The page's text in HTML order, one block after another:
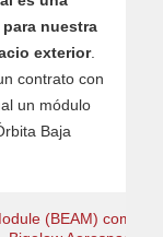
nuestra
exterior.
contrato con
un módulo
Baja